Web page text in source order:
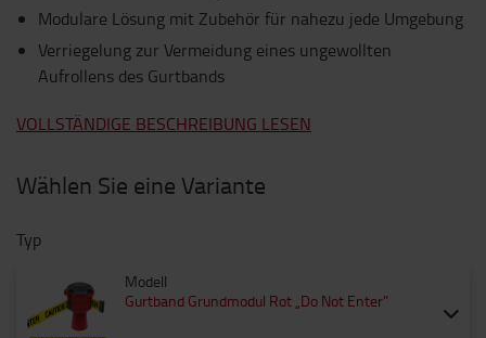
Modulare Lösung mit Zubehör für nahezu jede Umgebung
Verriegelung zur Vermeidung eines ungewollten
Aufrollens des Gurtbands
VOLLSTÄNDIGE BESCHREIBUNG LESEN
Wählen Sie eine Variante
Typ
Modell
Gurtband Grundmodul Rot „Do Not Enter”